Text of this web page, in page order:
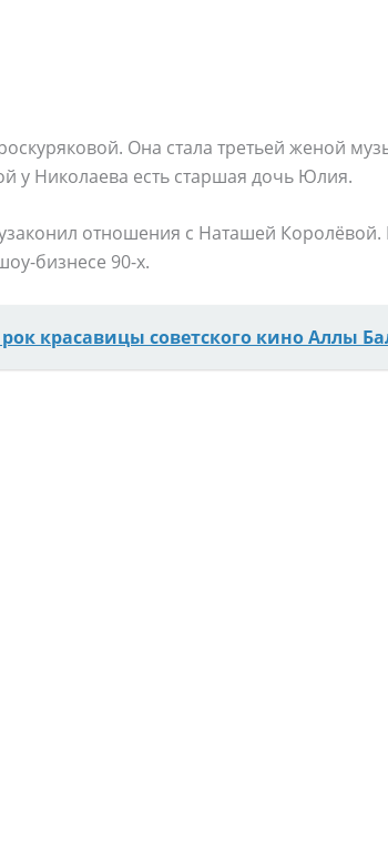
Она стала третьей женой
у Николаева есть старшая дочь Юлия.
отношения с Наташей
бизнесе 90-х.
красавицы советского кино Аллы